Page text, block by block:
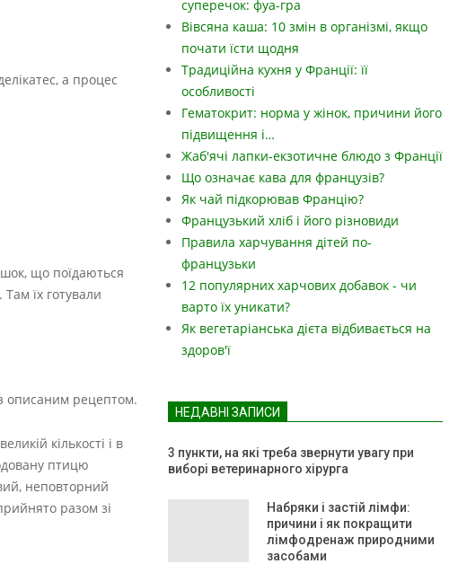
а процес
що поїдаються
їх готували
описаним рецептом.
кількості і в
птицю
неповторний
разом зі
суперечок: фуа-гра
Вівсяна каша: 10 змін в організмі, якщо
почати їсти щодня
Традиційна кухня у Франції: її
особливості
Гематокрит: норма у жінок, причини його
підвищення і…
Жаб'ячі лапки-екзотичне блюдо з Франції
Що означає кава для французів?
Як чай підкорював Францію?
Французький хліб і його різновиди
Правила харчування дітей по-
французьки
12 популярних харчових добавок - чи
варто їх уникати?
Як вегетаріанська дієта відбивається на
здоров'ї
НЕДАВНІ ЗАПИСИ
3 пункти, на які треба звернути увагу при
виборі ветеринарного хірурга
Набряки і застій лімфи:
причини і як покращити
лімфодренаж природними
засобами